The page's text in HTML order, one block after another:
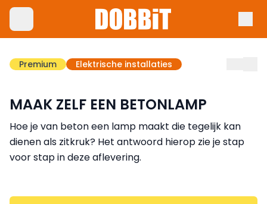
Premium Elektrische installaties
MAAK ZELF EEN BETONLAMP
Hoe je van beton een lamp maakt die tegelijk kan
dienen als zitkruk? Het antwoord hierop zie je stap
voor stap in deze aflevering.